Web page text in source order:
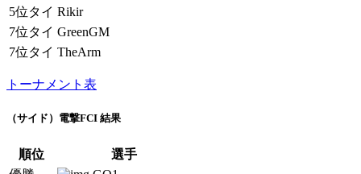
5位タイ Rikir
7位タイ GreenGM
7位タイ TheArm
トーナメント表
（サイド）電撃FCI 結果
順位
選手